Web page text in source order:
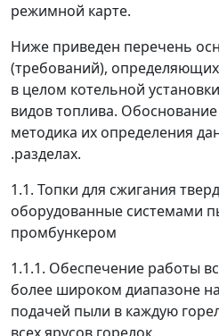
режимной карте.
Ниже приведен перечень
(требований),
в целом котельной
видов топлива.
методика их определения
.разделах.
1.1. Топки для сжигания
оборудованные системами
промбункером
1.1.1. Обеспечение работы
более широком диапазоне
подачей пыли в каждую